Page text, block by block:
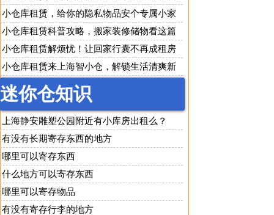
话
小仓库租赁，给你的隐私物品安个专属小家
小仓库租赁科普攻略，搬家装修储物看这篇
就够了
小仓库租赁解烦忧！让回家行囊不再成租房
负担
小仓库租赁来上海智小仓，解锁生活清爽新
方式
迷你仓知识
上海静安雕塑公园附近有小库房出租么？
有没有长期寄存东西的地方
哪里可以寄存东西
什么地方可以寄存东西
哪里可以寄存物品
有没有寄存行李的地方